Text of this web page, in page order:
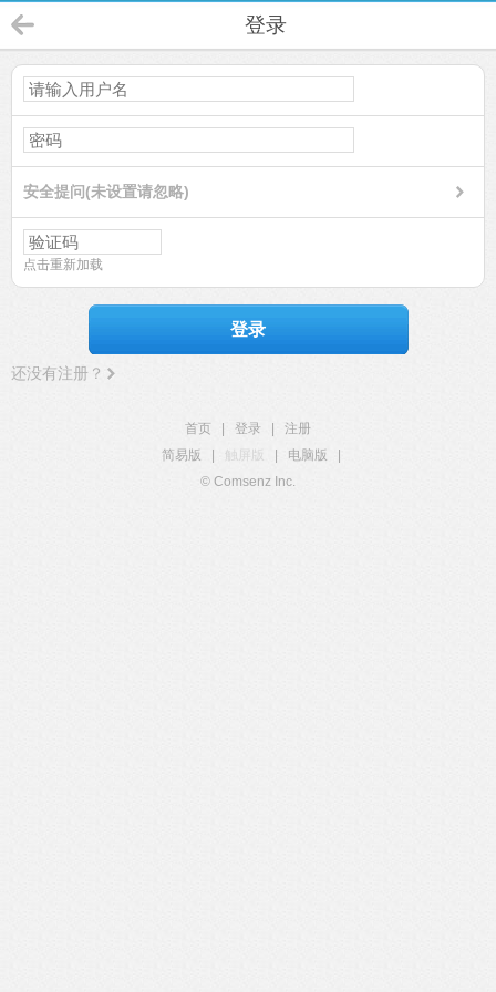
登录
安全提问(未设置请忽略)
点击重新加载
登录
还没有注册？
首页 登录
注册
简易版
触屏版 电脑版
© Comsenz Inc.